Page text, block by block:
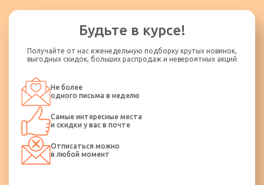
Будьте в курсе!
Получайте от нас еженедельную подборку крутых новинок,
выгодных скидок, больших распродаж и невероятных акций
Не более
одного письма в неделю
Самые интересные места
и скидки у вас в почте
Отписаться можно
в любой момент